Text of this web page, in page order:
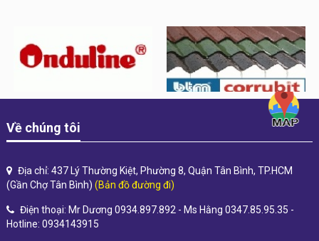
Về chúng tôi
Địa chỉ: 437 Lý Thường Kiệt, Phường 8, Quận Tân Bình, TP.HCM
(Gần Chợ Tân Bình) (Bản đồ đường đi)
Điện thoại: Mr Dương 0934.897.892 - Ms Hằng 0347.85.95.35 -
Hotline: 0934143915